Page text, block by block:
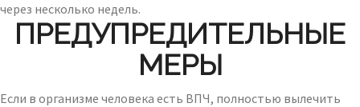
через несколько недель.
ПРЕДУПРЕДИТЕЛЬНЫЕ
МЕРЫ
Если в организме человека есть ВПЧ, полностью вылечить